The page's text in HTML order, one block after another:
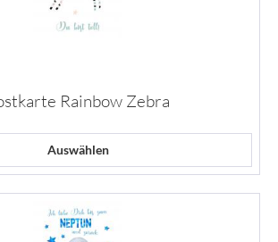
Rainbow Zebra
Auswählen